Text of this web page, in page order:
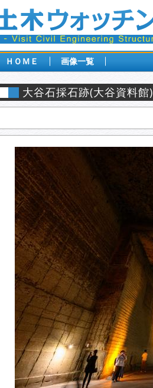
ＨＯＭＥ 画像一覧
大谷石採石跡(大谷資料館)